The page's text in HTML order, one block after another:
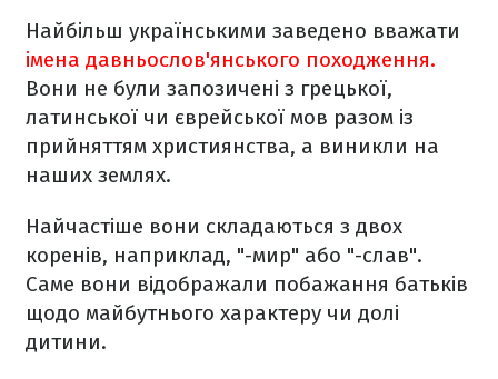
Найбільш українськими заведено вважати
імена давньослов'янського походження.
Вони не були запозичені з грецької,
латинської чи єврейської мов разом із
прийняттям християнства, а виникли на
наших землях.
Найчастіше вони складаються з двох
коренів, наприклад, "-мир" або "-слав".
Саме вони відображали побажання батьків
щодо майбутнього характеру чи долі
дитини.